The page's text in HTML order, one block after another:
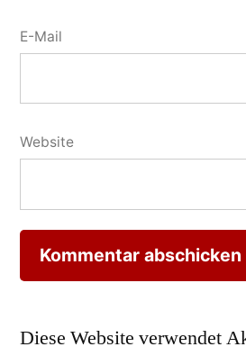
E-Mail
Website
Diese Website verwendet